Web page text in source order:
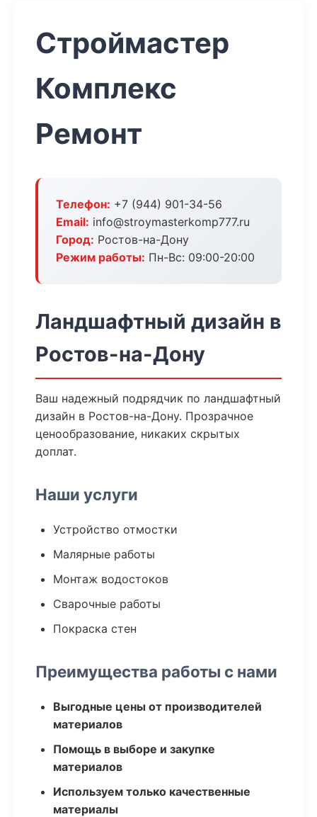
Строймастер
Комплекс
Ремонт
Телефон: +7 (944) 901-34-56
Email: info@stroymasterkomp777.ru
Город: Ростов-на-Дону
Режим работы: Пн-Вс: 09:00-20:00
Ландшафтный дизайн в
Ростов-на-Дону
Ваш надежный подрядчик по ландшафтный
дизайн в Ростов-на-Дону. Прозрачное
ценообразование, никаких скрытых
доплат.
Наши услуги
Устройство отмостки
Малярные работы
Монтаж водостоков
Сварочные работы
Покраска стен
Преимущества работы с нами
Выгодные цены от производителей
материалов
Помощь в выборе и закупке
материалов
Используем только качественные
материалы